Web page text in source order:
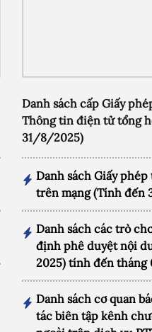
Danh sách cấp Giấy
Thông tin điện tử tổng
31/8/2025)
Danh sách Giấy
trên mạng (Tính đến
Danh sách các trò
định phê duyệt nội
2025) tính đến tháng
Danh sách cơ quan
tác biên tập kênh